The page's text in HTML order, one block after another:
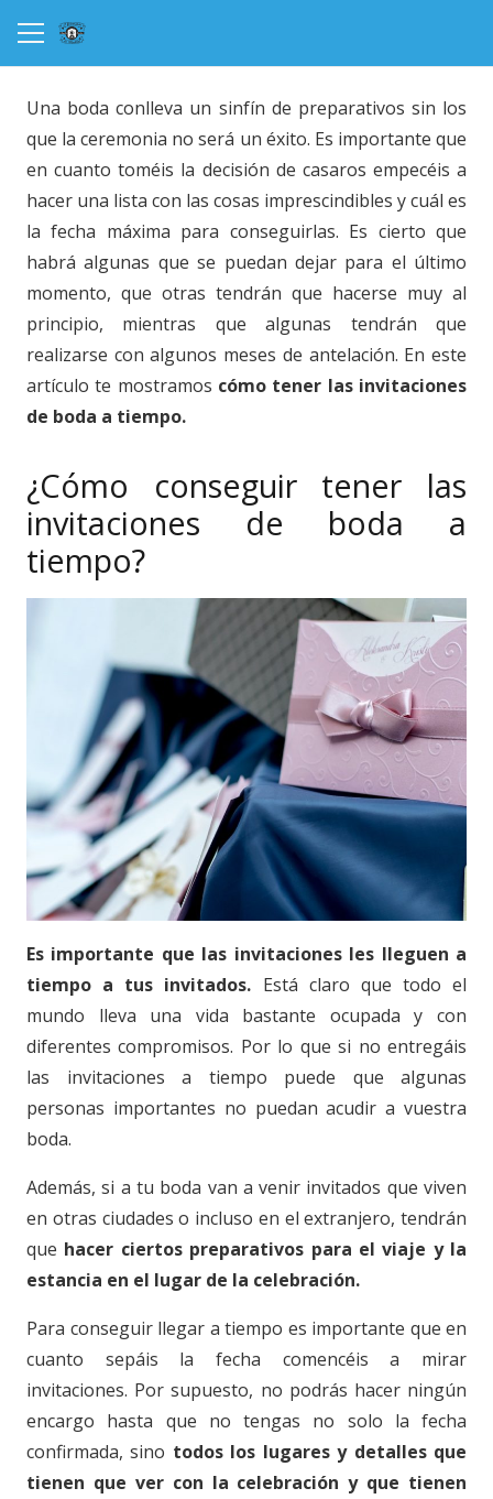
Una boda conlleva un sinfín de preparativos sin los
que la ceremonia no será un éxito. Es importante que
en cuanto toméis la decisión de casaros empecéis a
hacer una lista con las cosas imprescindibles y cuál es
la fecha máxima para conseguirlas. Es cierto que
habrá algunas que se puedan dejar para el último
momento, que otras tendrán que hacerse muy al
principio, mientras que algunas tendrán que
realizarse con algunos meses de antelación. En este
artículo te mostramos cómo tener las invitaciones
de boda a tiempo.
¿Cómo conseguir tener las
invitaciones de boda a
tiempo?
Es importante que las invitaciones les lleguen a
tiempo a tus invitados. Está claro que todo el
mundo lleva una vida bastante ocupada y con
diferentes compromisos. Por lo que si no entregáis
las invitaciones a tiempo puede que algunas
personas importantes no puedan acudir a vuestra
boda.
Además, si a tu boda van a venir invitados que viven
en otras ciudades o incluso en el extranjero, tendrán
que hacer ciertos preparativos para el viaje y la
estancia en el lugar de la celebración.
Para conseguir llegar a tiempo es importante que en
cuanto sepáis la fecha comencéis a mirar
invitaciones. Por supuesto, no podrás hacer ningún
encargo hasta que no tengas no solo la fecha
confirmada, sino todos los lugares y detalles que
tienen que ver con la celebración y que tienen